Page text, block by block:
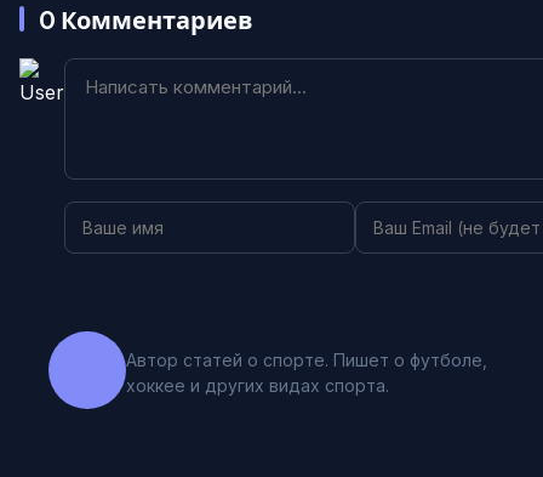
0 Комментариев
Автор статей о спорте. Пишет о футболе,
хоккее и других видах спорта.